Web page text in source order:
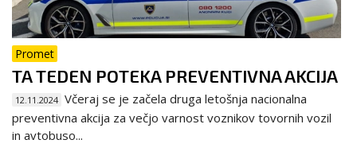
Promet
TA TEDEN POTEKA PREVENTIVNA AKCIJA
12.11.2024 Včeraj se je začela druga letošnja nacionalna
preventivna akcija za večjo varnost voznikov tovornih vozil
in avtobuso...